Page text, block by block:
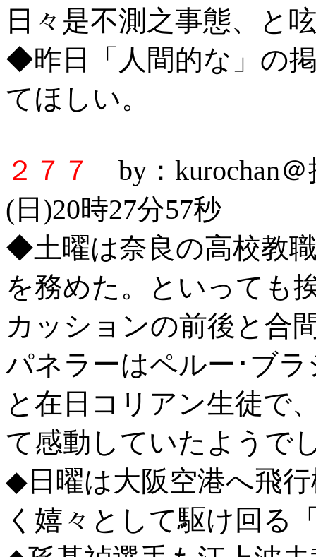
日々是不測之事態、と
◆昨日「人間的な」の
てほしい。
２７７
by：kurochan
(日)20時27分57秒
◆土曜は奈良の高校教
を務めた。といっても
カッションの前後と合
パネラーはペルー･ブ
と在日コリアン生徒で
て感動していたようで
◆日曜は大阪空港へ飛
く嬉々として駆け回る